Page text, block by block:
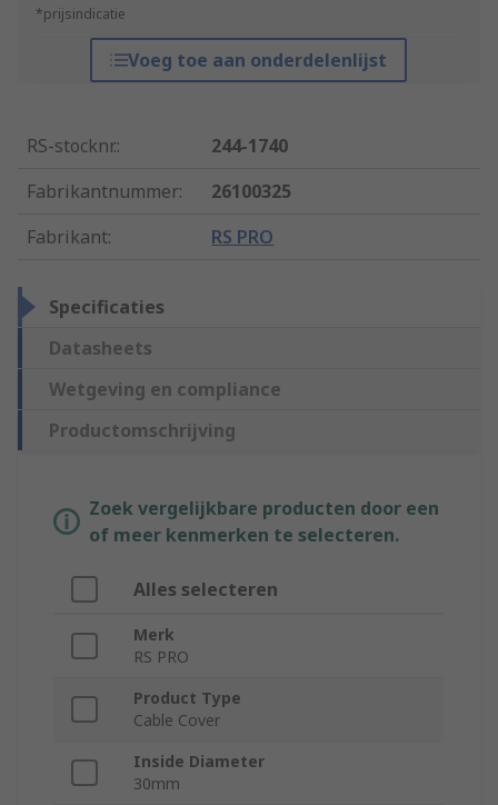
*prijsindicatie
Voeg toe aan onderdelenlijst
RS-stocknr.:
244-1740
Fabrikantnummer:
26100325
Fabrikant: RS PRO
Specificaties
Datasheets
Wetgeving en compliance
Productomschrijving
Zoek vergelijkbare producten door een
of meer kenmerken te selecteren.
Alles selecteren
Merk
RS PRO
Product Type
Cable Cover
Inside Diameter
30mm